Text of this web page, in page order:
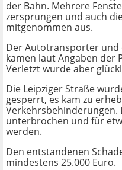
der Bahn. Mehrere
zersprungen und auch
mitgenommen aus.
Der Autotransporter und
kamen laut Angaben der
Verletzt wurde aber
Die Leipziger Straße
gesperrt, es kam zu
Verkehrsbehinderungen.
unterbrochen und für
werden.
Den entstandenen
mindestens 25.000 Euro.